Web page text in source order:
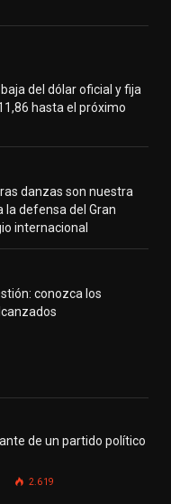
del dólar oficial y fija
hasta el próximo
danzas son nuestra
la defensa del Gran
internacional
conozca los
de un partido político
2.619